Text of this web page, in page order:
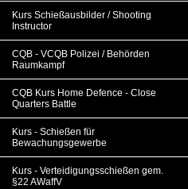
Kurs Schießausbilder / Shooting
Instructor
CQB - VCQB Polizei / Behörden
Raumkampf
CQB Kurs Home Defence - Close
Quarters Battle
Kurs - Schießen für
Bewachungsgewerbe
Kurs - Verteidigungsschießen gem.
§22 AWaffV